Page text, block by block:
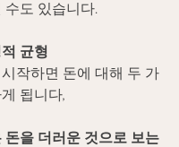
수도 있습니다.
균형
작하면 돈에 대해 두 가
됩니다,
돈을 더러운 것으로 보는